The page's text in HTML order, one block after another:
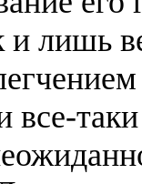
и лишь